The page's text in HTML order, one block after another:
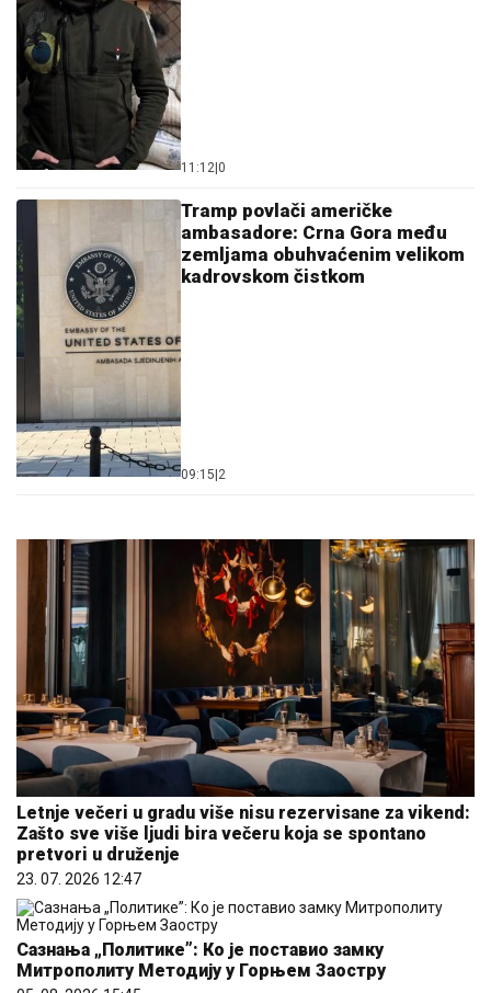
11:12 0
Tramp povlači američke
ambasadore: Crna Gora među
zemljama obuhvaćenim velikom
kadrovskom čistkom
09:15 2
Letnje večeri u gradu više nisu rezervisane za vikend:
Zašto sve više ljudi bira večeru koja se spontano
pretvori u druženje
23. 07. 2026 12:47
Сазнања „Политике”: Ко је поставио замку
Митрополиту Методију у Горњем Заостру